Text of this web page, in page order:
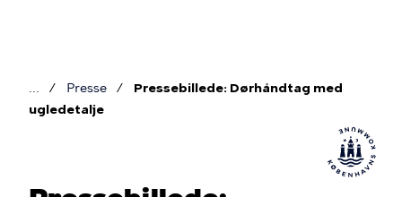
Brødkrumme
Presse
Pressebillede: Dørhåndtag med
ugledetalje